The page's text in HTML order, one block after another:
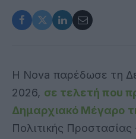
Η Nova παρέδωσε τη
2026, σε τελετή που
Δημαρχιακό Μέγαρο
Πολιτικής